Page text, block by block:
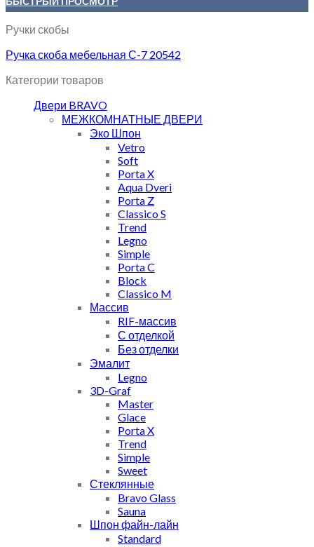
Ручки скобы
Ручка скоба мебельная С-7 20542
Категории товаров
Двери BRAVO
МЕЖКОМНАТНЫЕ ДВЕРИ
Эко Шпон
Vetro
Soft
Porta X
Aqua Dveri
Porta Z
Classico S
Trend
Legno
Simple
Porta C
Block
Classico M
Массив
RIF-массив
С отделкой
Без отделки
Эмалит
Legno
3D-Graf
Master
Glace
Porta X
Trend
Simple
Sweet
Стеклянные
Bravo Glass
Sauna
Шпон файн-лайн
Standard